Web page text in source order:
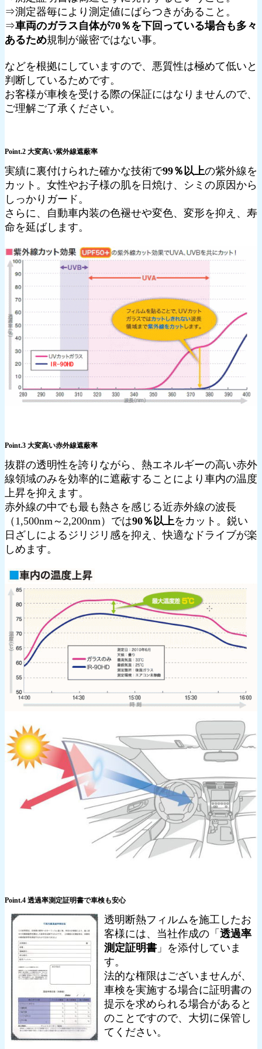
⇒測定器毎により測定値にばらつきがあること。
⇒車両のガラス自体が70％を下回っている場合も多々
あるため規制が厳密ではない事。
などを根拠にしていますので、悪質性は極めて低いと
判断しているためです。
お客様が車検を受ける際の保証にはなりませんので、
ご理解ご了承ください。
Point.2 大変高い紫外線遮蔽率
実績に裏付けられた確かな技術で99％以上の紫外線を
カット。女性やお子様の肌を日焼け、シミの原因から
しっかりガード。
さらに、自動車内装の色褪せや変色、変形を抑え、寿
命を延ばします。
Point.3 大変高い赤外線遮蔽率
抜群の透明性を誇りながら、熱エネルギーの高い赤外
線領域のみを効率的に遮蔽することにより車内の温度
上昇を抑えます。
赤外線の中でも最も熱さを感じる近赤外線の波長
（1,500nm～2,200nm）では90％以上をカット。鋭い
日ざしによるジリジリ感を抑え、快適なドライブが楽
しめます。
Point.4 透過率測定証明書で車検も安心
透明断熱フィルムを施工したお
客様には、当社作成の「 透過率
測定証明書 」を添付していま
す。
法的な権限はございませんが、
車検を実施する場合に証明書の
提示を求められる場合があると
のことですので、大切に保管し
てください。